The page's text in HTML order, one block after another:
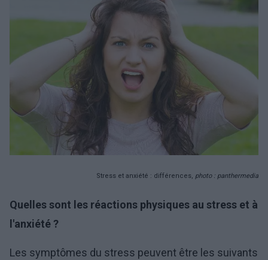
Stress et anxiété : différences, photo : panthermedia
Quelles sont les réactions physiques au stress et à
l'anxiété ?
Les symptômes du stress peuvent être les suivants